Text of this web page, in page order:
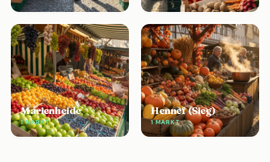
Marienheide
1 MARKT
Hennef (Sieg)
1 MARKT